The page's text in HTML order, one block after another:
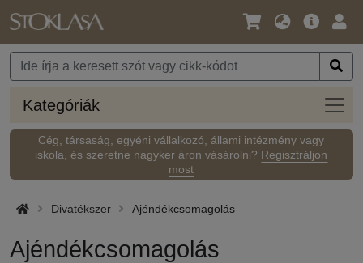
Nyelv
Pénznem
Fő
Kategóriák
Cég, társaság, egyéni vállalkozó, állami intézmény vagy
iskola, és szeretne nagyker áron vásárolni? Regisztráljon
most
Divatékszer Ajéndékcsomagolás
Ajéndékcsomagolás